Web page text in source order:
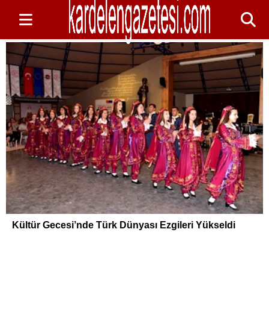
Kültür Gecesi’nde Türk Dünyası Ezgileri Yükseldi